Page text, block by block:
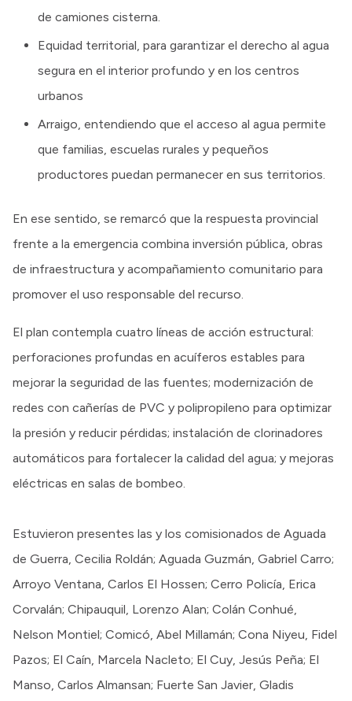
de camiones cisterna.
Equidad territorial, para garantizar el derecho al agua
segura en el interior profundo y en los centros
urbanos
Arraigo, entendiendo que el acceso al agua permite
que familias, escuelas rurales y pequeños
productores puedan permanecer en sus territorios.
En ese sentido, se remarcó que la respuesta provincial
frente a la emergencia combina inversión pública, obras
de infraestructura y acompañamiento comunitario para
promover el uso responsable del recurso.
El plan contempla cuatro líneas de acción estructural:
perforaciones profundas en acuíferos estables para
mejorar la seguridad de las fuentes; modernización de
redes con cañerías de PVC y polipropileno para optimizar
la presión y reducir pérdidas; instalación de clorinadores
automáticos para fortalecer la calidad del agua; y mejoras
eléctricas en salas de bombeo.
Estuvieron presentes las y los comisionados de Aguada
de Guerra, Cecilia Roldán; Aguada Guzmán, Gabriel Carro;
Arroyo Ventana, Carlos El Hossen; Cerro Policía, Erica
Corvalán; Chipauquil, Lorenzo Alan; Colán Conhué,
Nelson Montiel; Comicó, Abel Millamán; Cona Niyeu, Fidel
Pazos; El Caín, Marcela Nacleto; El Cuy, Jesús Peña; El
Manso, Carlos Almansan; Fuerte San Javier, Gladis